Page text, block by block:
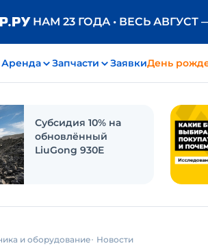
НАМ 23 ГОДА • ВЕСЬ АВГУСТ
Аренда Запчасти ЗаявкиДень
Субсидия 10% на
обновлённый
LiuGong 930E
и оборудование Новости